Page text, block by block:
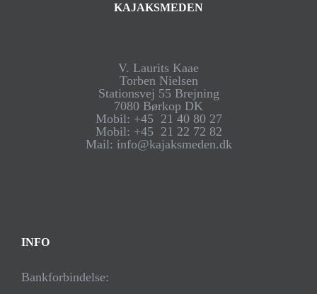
KAJAKSMEDEN
V. Laurits Kaae
Torben Nielsen
Stationsvej 55 Brejning
7080 Børkop DK
Mobil: +45 21 40 80 27
Mobil: +45 21 22 72 82
Mail: info@kajaksmeden.dk
INFO
Bankforbindelse: